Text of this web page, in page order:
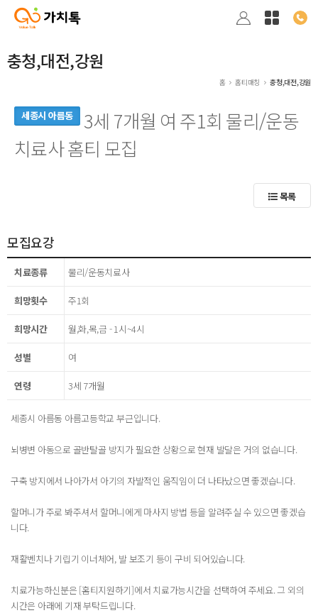
충청,대전,강원
홈 홈티매칭 충청,대전,강원
세종시 아름동
3세 7개월 여 주1회 물리/운동
치료사 홈티 모집
목록
모집요강
치료종류 물리/운동치료사
희망횟수 주1회
희망시간 월,화,목,금 - 1시~4시
성별 여
연령 3세 7개월
세종시 아름동 아름고등학교 부근입니다.
뇌병변 아동으로 골반탈골 방지가 필요한 상황으로 현재 발달은 거의 없습니다.
구축 방지에서 나아가서 아기의 자발적인 움직임이 더 나타났으면 좋겠습니다.
할머니가 주로 봐주셔서 할머니에게 마사지 방법 등을 알려주실 수 있으면 좋겠습
니다.
재활벤치나 기립기 이너체어, 발 보조기 등이 구비 되어있습니다.
치료가능하신분은 [홈티지원하기]에서 치료가능시간을 선택하여 주세요. 그 외의
시간은 아래에 기재 부탁드립니다.